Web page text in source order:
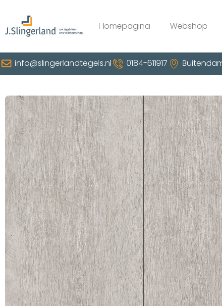
Homepagina Webshop
info@slingerlandtegels.nl 0184-611917